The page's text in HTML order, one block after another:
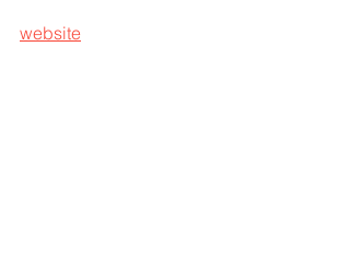
website